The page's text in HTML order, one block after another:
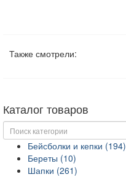
Также смотрели:
Каталог товаров
Бейсболки и кепки (194)
Береты (10)
Шапки (261)